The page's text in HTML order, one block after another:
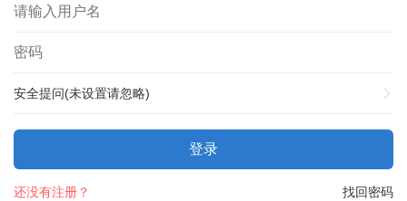
安全提问(未设置请忽略)
登录
找回密码
还没有注册？